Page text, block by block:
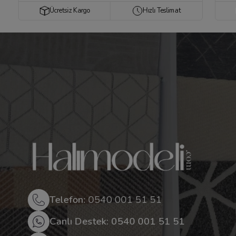
Ücretsiz Kargo Hızlı Teslimat
Telefon: 0540 001 51 51
Canlı Destek: 0540 001 51 51